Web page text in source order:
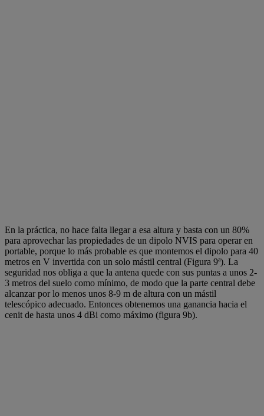
En la práctica, no hace falta llegar a esa altura y basta con un 80%
para aprovechar las propiedades de un dipolo NVIS para operar en
portable, porque lo más probable es que montemos el dipolo para 40
metros en V invertida con un solo mástil central (Figura 9ª). La
seguridad nos obliga a que la antena quede con sus puntas a unos 2-
3 metros del suelo como mínimo, de modo que la parte central debe
alcanzar por lo menos unos 8-9 m de altura con un mástil
telescópico adecuado. Entonces obtenemos una ganancia hacia el
cenit de hasta unos 4 dBi como máximo (figura 9b).